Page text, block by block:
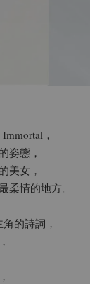
，
姿態，
美女，
情的地方。
的詩詞，